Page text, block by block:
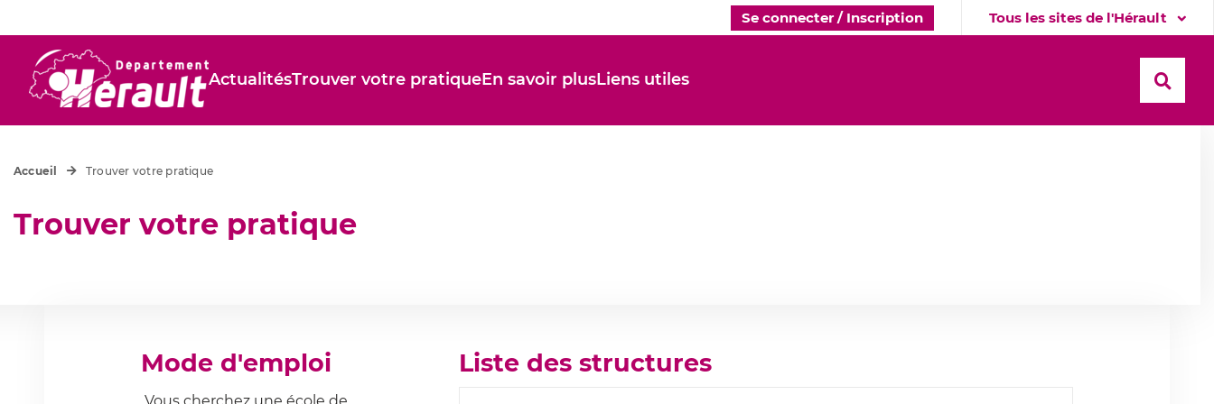
Se connecter / Inscription
Tous les sites de l'Hérault
ActualitésTrouver votre pratiqueEn savoir plusLiens utiles
Trouver votre pratique
Accueil Trouver votre pratique
Mode d'emploi Liste des structures